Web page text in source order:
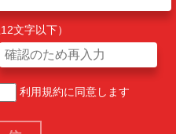
文字以下）
利用規約に同意します